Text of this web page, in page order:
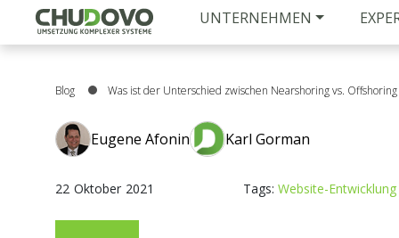
UNTERNEHMEN
Blog Was ist der Unterschied zwischen Nearshoring vs. Offshoring
Eugene Afonin Karl Gorman
22 Oktober 2021 Tags: Website-Entwicklung